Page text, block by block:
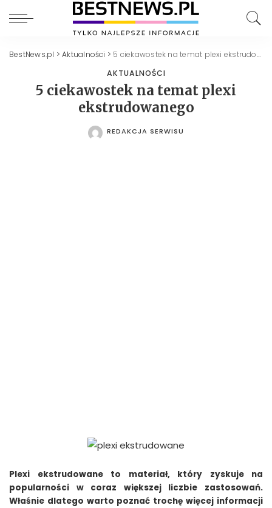
BestNews.pl >Aktualności > 5 ciekawostek na temat plexi ekstrudowanego
AKTUALNOŚCI
5 ciekawostek na temat plexi
ekstrudowanego
POSTED
REDAKCJA SERWISU
Plexi ekstrudowane to materiał, który zyskuje na
popularności w coraz większej liczbie zastosowań.
Właśnie dlatego warto poznać trochę więcej informacji